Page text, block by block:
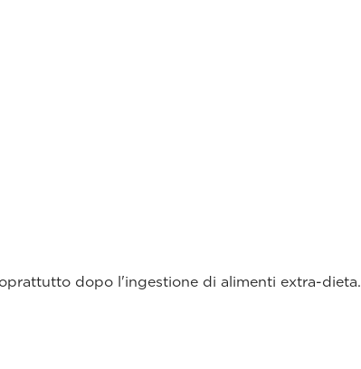
dopo l'ingestione di alimenti extra-dieta.